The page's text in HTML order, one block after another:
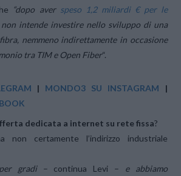
“dopo aver speso 1,2 miliardi € per le
intende investire nello sviluppo di una
nemmeno indirettamente in occasione
tra TIM e Open Fiber“.
| MONDO3 SU INSTAGRAM |
dedicata a internet su rete fissa?
non certamente l’indirizzo industriale
gradi– continua Levi – e abbiamo